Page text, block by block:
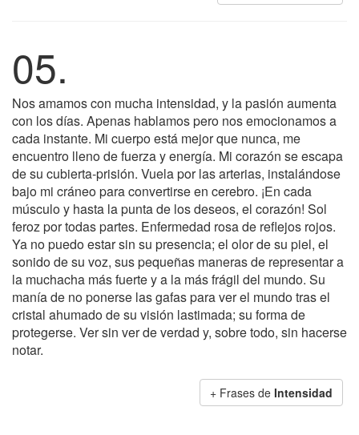
05.
Nos amamos con mucha intensidad, y la pasión aumenta
con los días. Apenas hablamos pero nos emocionamos a
cada instante. Mi cuerpo está mejor que nunca, me
encuentro lleno de fuerza y energía. Mi corazón se escapa
de su cubierta-prisión. Vuela por las arterias, instalándose
bajo mi cráneo para convertirse en cerebro. ¡En cada
músculo y hasta la punta de los deseos, el corazón! Sol
feroz por todas partes. Enfermedad rosa de reflejos rojos.
Ya no puedo estar sin su presencia; el olor de su piel, el
sonido de su voz, sus pequeñas maneras de representar a
la muchacha más fuerte y a la más frágil del mundo. Su
manía de no ponerse las gafas para ver el mundo tras el
cristal ahumado de su visión lastimada; su forma de
protegerse. Ver sin ver de verdad y, sobre todo, sin hacerse
notar.
+ Frases de Intensidad